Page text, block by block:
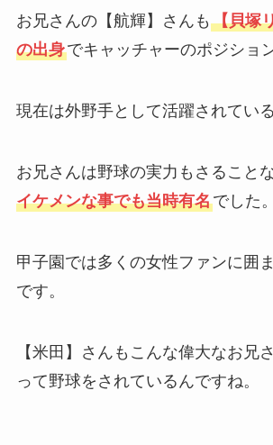
お兄さんの【航輝】さんも 【貝塚
の出身でキャッチャーのポジショ
現在は外野手として活躍されてい
お兄さんは野球の実力もさることな
イケメンな事でも当時有名でした。
甲子園では多くの女性ファンに囲
です。
【米田】さんもこんな偉大なお兄
って野球をされているんですね。